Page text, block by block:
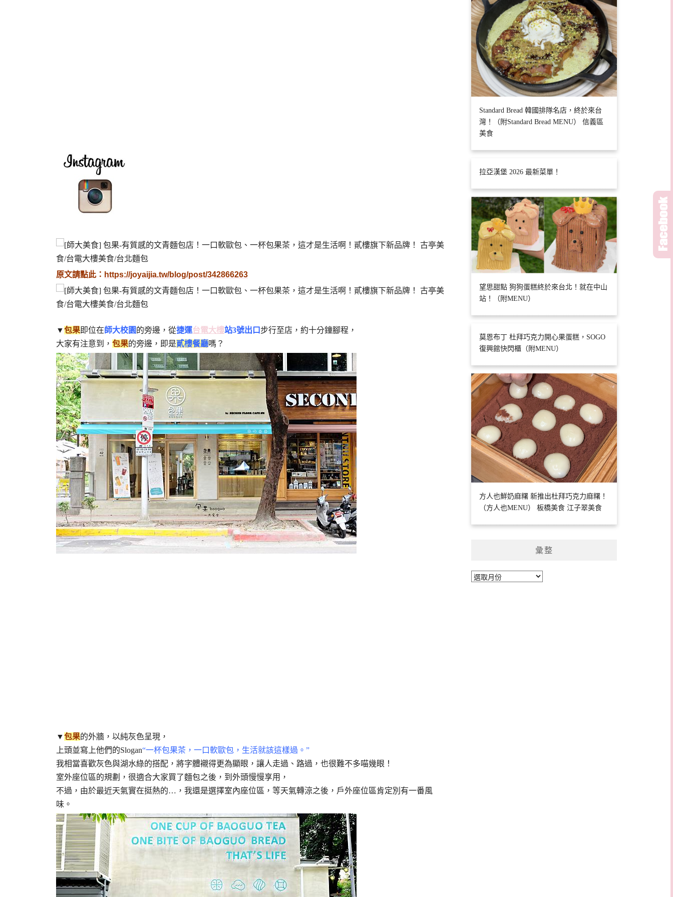
原文請點此： https://joyaijia.tw/blog/post/342866263
▼包果即位在師大校園的旁邊，從捷運台電大樓站3號出口 步行至店，約十分鐘腳程，
大家有注意到， 包果的旁邊，即是貳樓餐廳嗎？
▼包果的外牆，以純灰色呈現，
上頭並寫上他們的Slogan“一杯包果茶，一口軟歐包，生活就該這樣過。”
我相當喜歡灰色與湖水綠的搭配，將字體襯得更為顯眼，讓人走過、路過，也很難不多喵幾眼！
室外座位區的規劃，很適合大家買了麵包之後，到外頭慢慢享用，
不過，由於最近天氣實在挺熱的…，我還是選擇室內座位區，等天氣轉涼之後，戶外座位區肯定別有一番風
味。
Standard Bread 韓國排隊名店，終於來台
灣！（附Standard Bread MENU） 信義區
美食
拉亞漢堡 2026 最新菜單！
望思甜點 狗狗蛋糕終於來台北！就在中山
站！（附MENU）
莫恩布丁 杜拜巧克力開心果蛋糕，SOGO
復興館快閃櫃（附MENU）
方人也鮮奶麻糬 新推出杜拜巧克力麻糬！
（方人也MENU） 板橋美食 江子翠美食
彙整
彙